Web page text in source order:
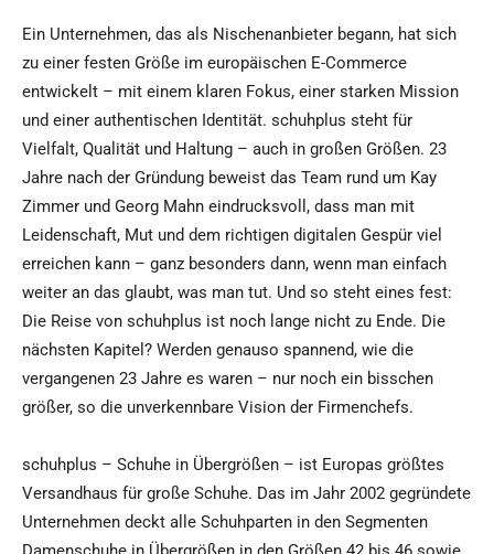
Ein Unternehmen, das als Nischenanbieter begann, hat sich
zu einer festen Größe im europäischen E-Commerce
entwickelt – mit einem klaren Fokus, einer starken Mission
und einer authentischen Identität. schuhplus steht für
Vielfalt, Qualität und Haltung – auch in großen Größen. 23
Jahre nach der Gründung beweist das Team rund um Kay
Zimmer und Georg Mahn eindrucksvoll, dass man mit
Leidenschaft, Mut und dem richtigen digitalen Gespür viel
erreichen kann – ganz besonders dann, wenn man einfach
weiter an das glaubt, was man tut. Und so steht eines fest:
Die Reise von schuhplus ist noch lange nicht zu Ende. Die
nächsten Kapitel? Werden genauso spannend, wie die
vergangenen 23 Jahre es waren – nur noch ein bisschen
größer, so die unverkennbare Vision der Firmenchefs.
schuhplus – Schuhe in Übergrößen – ist Europas größtes
Versandhaus für große Schuhe. Das im Jahr 2002 gegründete
Unternehmen deckt alle Schuhparten in den Segmenten